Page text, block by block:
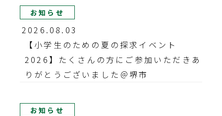
お知らせ
2026.08.03
【小学生のための夏の探求イベント
2026】たくさんの方にご参加いただきあ
りがとうございました＠堺市
お知らせ